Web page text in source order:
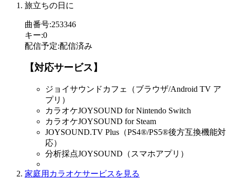
旅立ちの日に
曲番号:253346
キー:0
配信予定:配信済み
【対応サービス】
ジョイサウンドカフェ（ブラウザ/Android TV ア
プリ）
カラオケJOYSOUND for Nintendo Switch
カラオケJOYSOUND for Steam
JOYSOUND.TV Plus（PS4®/PS5®後方互換機能対
応）
分析採点JOYSOUND（スマホアプリ）
家庭用カラオケサービスを見る